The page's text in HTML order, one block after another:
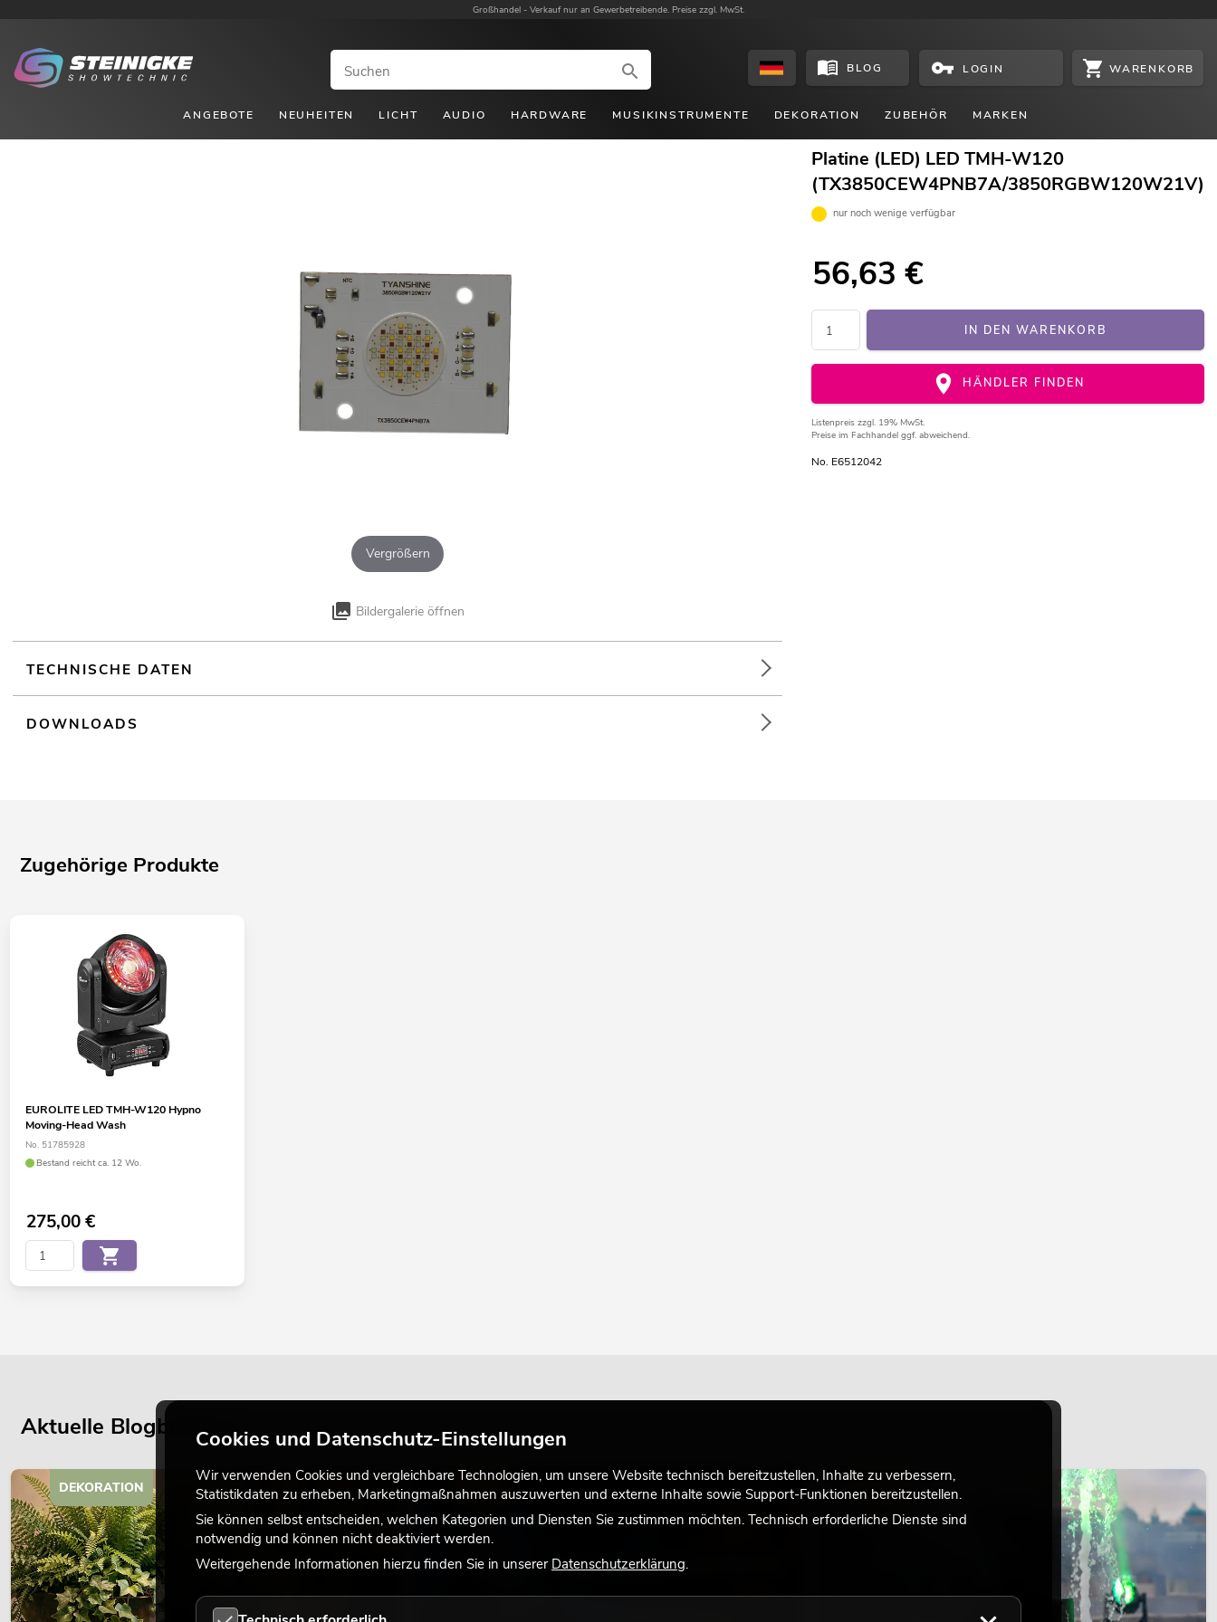
Großhandel - Verkauf nur an Gewerbetreibende. Preise zzgl. MwSt.
BLOG LOGIN WARENKORB
ANGEBOTE NEUHEITEN LICHT AUDIO HARDWARE MUSIKINSTRUMENTE DEKORATION ZUBEHÖR MARKEN
Vergrößern
Bildergalerie öffnen
Platine (LED) LED TMH-W120
(TX3850CEW4PNB7A/3850RGBW120W21V)
nur noch wenige verfügbar
56,63 €
IN DEN WARENKORB
HÄNDLER FINDEN
Listenpreis zzgl. 19% MwSt.
Preise im Fachhandel ggf. abweichend.
No. E6512042
TECHNISCHE DATEN
DOWNLOADS
Zugehörige Produkte
EUROLITE LED TMH-W120 Hypno
Moving-Head Wash
No. 51785928
Bestand reicht ca. 12 Wo.
275,00€
Aktuelle Blogbeiträge
DEKORATION LICHT LICHT
Cookies und Datenschutz-Einstellungen
Wir verwenden Cookies und vergleichbare Technologien, um unsere Website technisch bereitzustellen, Inhalte zu verbessern,
Statistikdaten zu erheben, Marketingmaßnahmen auszuwerten und externe Inhalte sowie Support-Funktionen bereitzustellen.
Sie können selbst entscheiden, welchen Kategorien und Diensten Sie zustimmen möchten. Technisch erforderliche Dienste sind
notwendig und können nicht deaktiviert werden.
Weitergehende Informationen hierzu finden Sie in unserer Datenschutzerklärung.